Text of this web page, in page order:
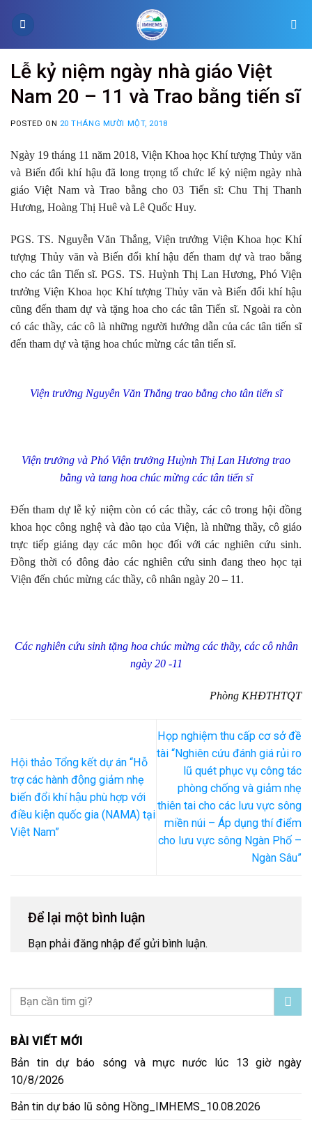
Lễ kỷ niệm ngày nhà giáo Việt
Nam 20 – 11 và Trao bằng tiến sĩ
POSTED ON 20 THÁNG MƯỜI MỘT, 2018
Ngày 19 tháng 11 năm 2018, Viện Khoa học Khí tượng Thủy văn
và Biến đổi khí hậu đã long trọng tổ chức lế kỷ niệm ngày nhà
giáo Việt Nam và Trao bằng cho 03 Tiến sĩ: Chu Thị Thanh
Hương, Hoàng Thị Huê và Lê Quốc Huy.
PGS. TS. Nguyễn Văn Thắng, Viện trưởng Viện Khoa học Khí
tượng Thủy văn và Biến đổi khí hậu đến tham dự và trao bằng
cho các tân Tiến sĩ. PGS. TS. Huỳnh Thị Lan Hương, Phó Viện
trưởng Viện Khoa học Khí tượng Thủy văn và Biến đổi khí hậu
cũng đến tham dự và tặng hoa cho các tân Tiến sĩ. Ngoài ra còn
có các thầy, các cô là những người hướng dẫn của các tân tiến sĩ
đến tham dự và tặng hoa chúc mừng các tân tiến sĩ.
Viện trưởng Nguyễn Văn Thắng trao bằng cho tân tiến sĩ
Viện trưởng và Phó Viện trưởng Huỳnh Thị Lan Hương trao
bằng và tang hoa chúc mừng các tân tiến sĩ
Đến tham dự lễ kỷ niệm còn có các thầy, các cô trong hội đồng
khoa học công nghệ và đào tạo của Viện, là những thầy, cô giáo
trực tiếp giảng dạy các môn học đối với các nghiên cứu sinh.
Đồng thời có đông đảo các nghiên cứu sinh đang theo học tại
Viện đến chúc mừng các thầy, cô nhân ngày 20 – 11.
Các nghiên cứu sinh tặng hoa chúc mừng các thầy, các cô nhân
ngày 20 -11
Phòng KHĐTHTQT
Hội thảo Tổng kết dự án “Hỗ
trợ các hành động giảm nhẹ
biến đổi khí hậu phù hợp với
điều kiện quốc gia (NAMA) tại
Việt Nam”
Họp nghiệm thu cấp cơ sở đề
tài “Nghiên cứu đánh giá rủi ro
lũ quét phục vụ công tác
phòng chống và giảm nhẹ
thiên tai cho các lưu vực sông
miền núi – Áp dụng thí điểm
cho lưu vực sông Ngàn Phố –
Ngàn Sâu”
Để lại một bình luận
Bạn phải đăng nhập để gửi bình luận.
BÀI VIẾT MỚI
Bản tin dự báo sóng và mực nước lúc 13 giờ ngày
10/8/2026
Bản tin dự báo lũ sông Hồng_IMHEMS_10.08.2026